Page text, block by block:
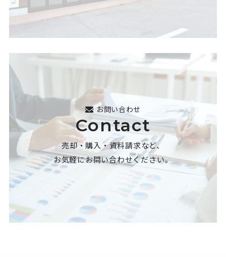
お問い合わせ
Contact
売却・購入・資料請求など、
お気軽にお問い合わせください。